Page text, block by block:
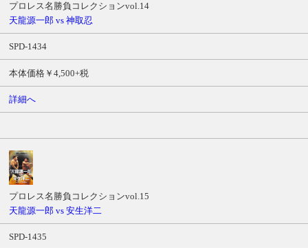
プロレス名勝負コレクションvol.14
天龍源一郎 vs 神取忍
SPD-1434
本体価格￥4,500+税
詳細へ
プロレス名勝負コレクションvol.15
天龍源一郎 vs 安生洋二
SPD-1435